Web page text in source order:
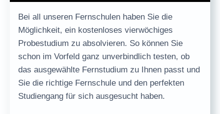
Bei all unseren Fernschulen haben Sie die
Möglichkeit, ein kostenloses vierwöchiges
Probestudium zu absolvieren. So können Sie
schon im Vorfeld ganz unverbindlich testen, ob
das ausgewählte Fernstudium zu Ihnen passt und
Sie die richtige Fernschule und den perfekten
Studiengang für sich ausgesucht haben.